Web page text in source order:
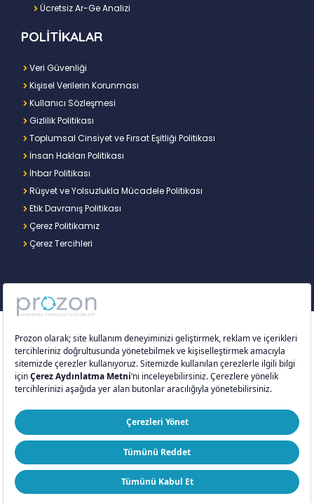
Ücretsiz Ar-Ge Analizi
POLİTİKALAR
Veri Güvenliği
Kişisel Verilerin Korunması
Kullanıcı Sözleşmesi
Gizlilik Politikası
Toplumsal Cinsiyet ve Fırsat Eşitliği Politikası
İnsan Hakları Politikası
İhbar Politikası
Rüşvet ve Yolsuzlukla Mücadele Politikası
Etik Davranış Politikası
Çerez Politikamız
Çerez Tercihleri
Copyright © 2026 – Prozon. Prozon markası ve
Prozon Kurumsal Teknoloji Çözümleri Anonim
Şirketi,Proventus Danışmanlık Limited Şirketi’nin
tescilli markası ve teknoloji şirketidir.
ISO 9001:2015 ISO/IEC 27001:2022 ISO 20000-1:2018